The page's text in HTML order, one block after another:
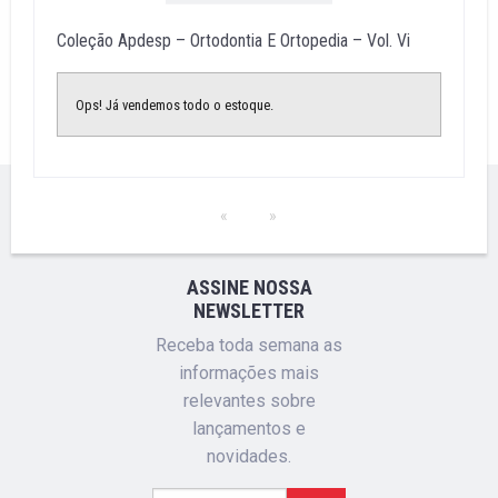
Coleção Apdesp – Ortodontia E Ortopedia – Vol. Vi
Ops! Já vendemos todo o estoque.
ASSINE NOSSA
NEWSLETTER
Receba toda semana as
informações mais
relevantes sobre
lançamentos e
novidades.